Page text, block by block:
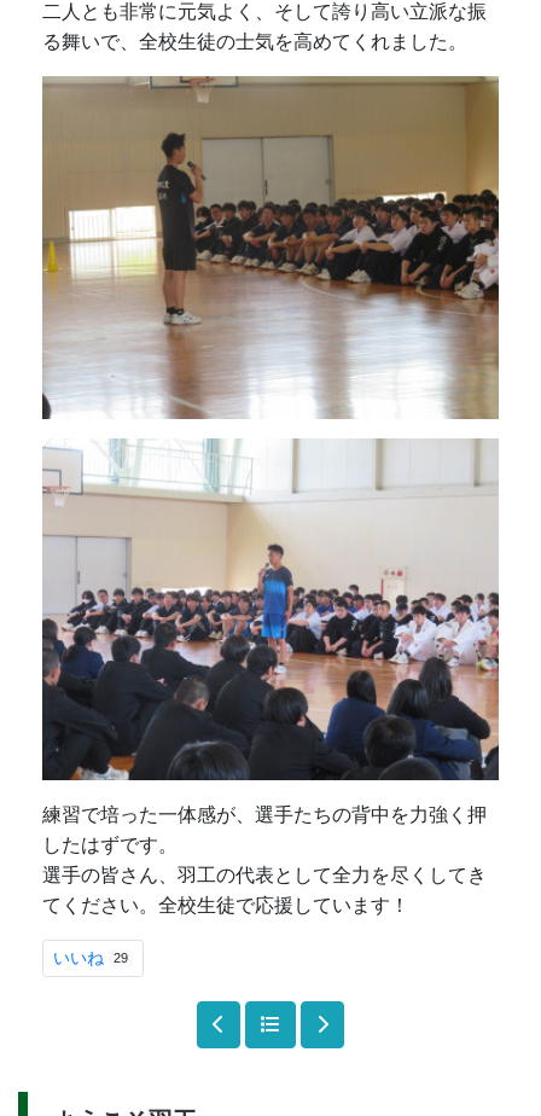
二人とも非常に元気よく、そして誇り高い立派な振
る舞いで、全校生徒の士気を高めてくれました。
練習で培った一体感が、選手たちの背中を力強く押
したはずです。
選手の皆さん、羽工の代表として全力を尽くしてき
てください。全校生徒で応援しています！
いいね 29